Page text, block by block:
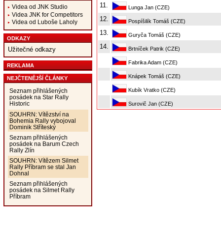
Videa od JNK Studio
Videa JNK for Competitors
Videa od Luboše Laholy
ODKAZY
Užitečné odkazy
REKLAMA
NEJČTENĚJŠÍ ČLÁNKY
Seznam přihlášených
posádek na Star Rally
Historic
SOUHRN: Vítězství na
Bohemia Rally vybojoval
Dominik Stříteský
Seznam přihlášených
posádek na Barum Czech
Rally Zlín
SOUHRN: Vítězem Silmet
Rally Příbram se stal Jan
Dohnal
Seznam přihlášených
posádek na Silmet Rally
Příbram
11. Lunga Jan (CZE)
12. Pospíšilík Tomáš (CZE)
13. Guryča Tomáš (CZE)
14. Brtníček Patrik (CZE)
Fabrika Adam (CZE)
Knápek Tomáš (CZE)
Kubík Vratko (CZE)
Surovič Jan (CZE)